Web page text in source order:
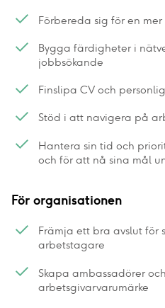
Förbereda sig för en
Bygga färdigheter i
jobbsökande
Finslipa CV och
Stöd i att navigera på
Hantera sin tid och
och för att nå sina mål
För organisationen
Främja ett bra avslut för
arbetstagare
Skapa ambassadörer
arbetsgivarvarumärke